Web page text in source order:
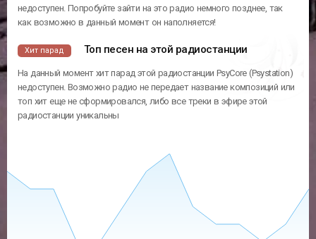
недоступен. Попробуйте зайти на это радио немного позднее, так
как возможно в данный момент он наполняется!
Хит парад Топ песен на этой радиостанции
На данный момент хит парад этой радиостанции PsyCore (Psystation)
недоступен. Возможно радио не передает название композиций или
топ хит еще не сформировался, либо все треки в эфире этой
радиостанции уникальны